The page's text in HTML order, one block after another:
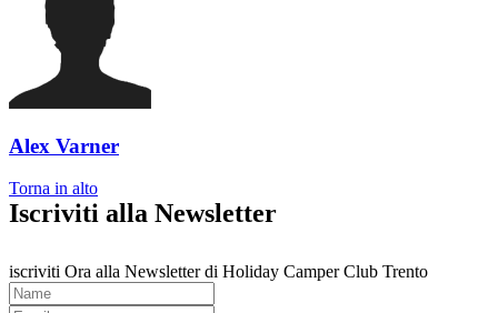
Alex Varner
Torna in alto
Iscriviti alla Newsletter
iscriviti Ora alla Newsletter di Holiday Camper Club Trento